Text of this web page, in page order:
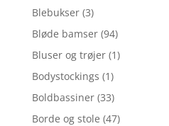
Blebukser (3)
Bløde bamser (94)
Bluser og trøjer (1)
Bodystockings (1)
Boldbassiner (33)
Borde og stole (47)